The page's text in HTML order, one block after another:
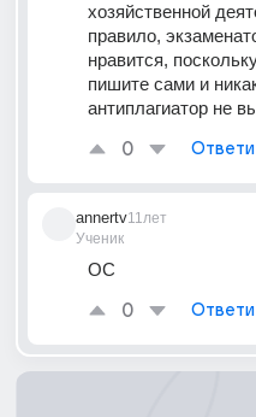
хозяйственной
правило,
нравится,
пишите сами и
антиплагиатор не
0
annertv
Ученик
11лет
ОС
0